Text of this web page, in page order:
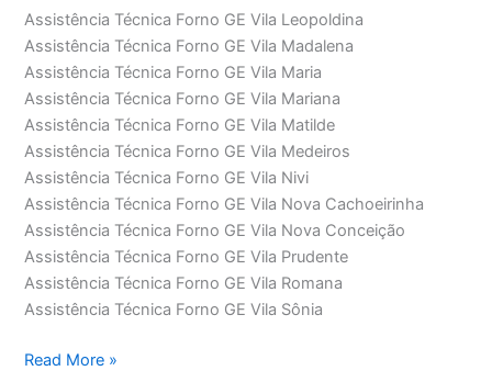
Assistência Técnica Forno GE Vila Leopoldina
Assistência Técnica Forno GE Vila Madalena
Assistência Técnica Forno GE Vila Maria
Assistência Técnica Forno GE Vila Mariana
Assistência Técnica Forno GE Vila Matilde
Assistência Técnica Forno GE Vila Medeiros
Assistência Técnica Forno GE Vila Nivi
Assistência Técnica Forno GE Vila Nova Cachoeirinha
Assistência Técnica Forno GE Vila Nova Conceição
Assistência Técnica Forno GE Vila Prudente
Assistência Técnica Forno GE Vila Romana
Assistência Técnica Forno GE Vila Sônia
Assistência
Read More »